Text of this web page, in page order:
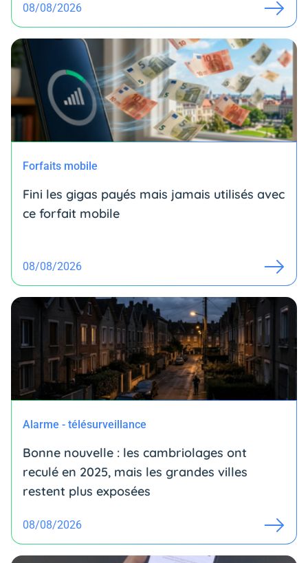
08/08/2026
Forfaits mobile
Fini les gigas payés mais jamais utilisés avec
ce forfait mobile
08/08/2026
Alarme - télésurveillance
Bonne nouvelle : les cambriolages ont
reculé en 2025, mais les grandes villes
restent plus exposées
08/08/2026